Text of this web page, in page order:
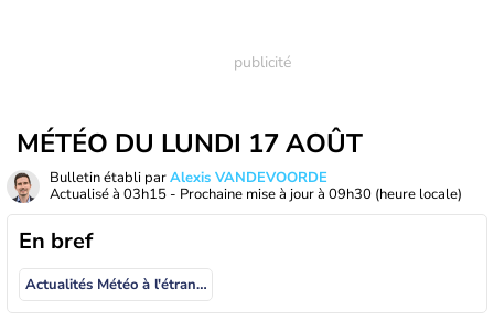
MÉTÉO DU LUNDI 17 AOÛT
Bulletin établi parAlexis VANDEVOORDE
Actualisé à 03h15 - Prochaine mise à jour à 09h30 (heure locale)
En bref
Actualités Météo à l'étranger